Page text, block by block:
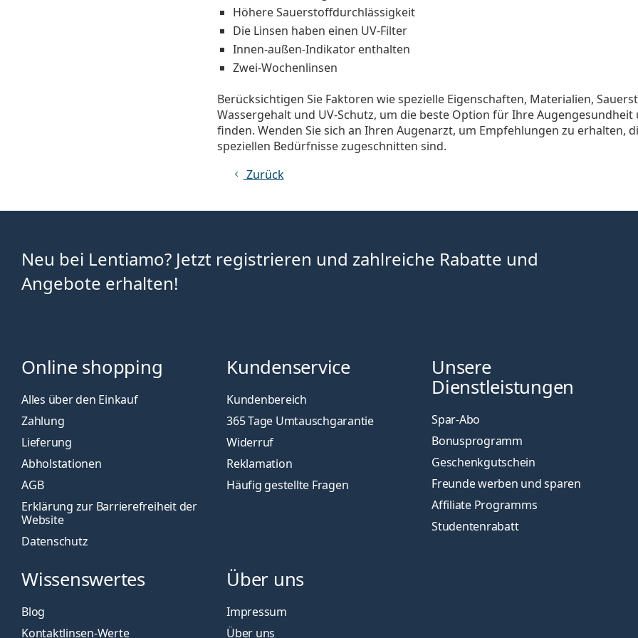
Höhere Sauerstoffdurchlässigkeit
Die Linsen haben einen UV-Filter
Innen-außen-Indikator enthalten
Zwei-Wochenlinsen
Berücksichtigen Sie Faktoren wie spezielle Eigenschaften, Materialien,
Wassergehalt und UV-Schutz, um die beste Option für Ihre Augengesundheit
finden. Wenden Sie sich an Ihren Augenarzt, um Empfehlungen zu erhalten,
speziellen Bedürfnisse zugeschnitten sind.
Zurück
Neu bei Lentiamo? Jetzt registrieren und zahlreiche Rabatte und
Angebote erhalten!
Online shopping
Alles über den Einkauf
Zahlung
Lieferung
Abholstationen
AGB
Erklärung zur Barrierefreiheit der
Website
Datenschutz
Kundenservice
Kundenbereich
365 Tage Umtauschgarantie
Widerruf
Reklamation
Häufig gestellte Fragen
Unsere
Dienstleistungen
Spar-Abo
Bonusprogramm
Geschenkgutschein
Freunde werben und sparen
Affiliate Programms
Studentenrabatt
Wissenswertes
Blog
Kontaktlinsen-Werte
Über uns
Impressum
Über uns